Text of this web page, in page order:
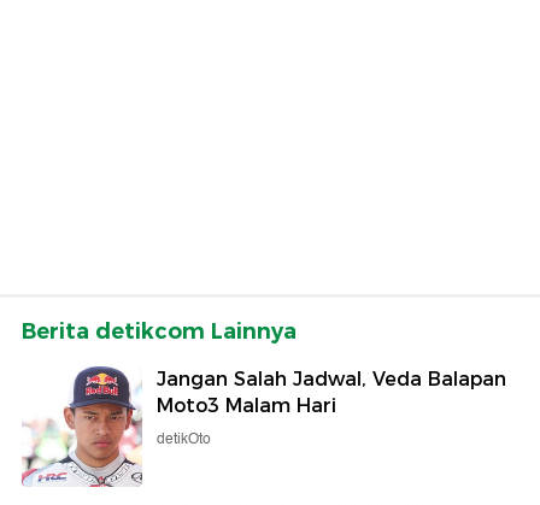
Berita detikcom Lainnya
Jangan Salah Jadwal, Veda Balapan
Moto3 Malam Hari
detikOto